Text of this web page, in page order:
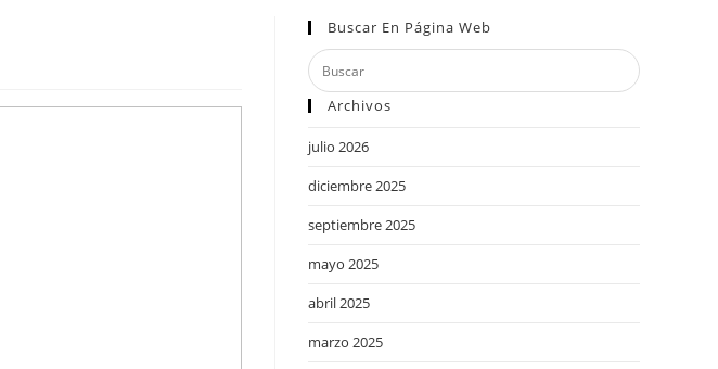
Buscar En Página Web
Archivos
julio 2026
diciembre 2025
septiembre 2025
mayo 2025
abril 2025
marzo 2025